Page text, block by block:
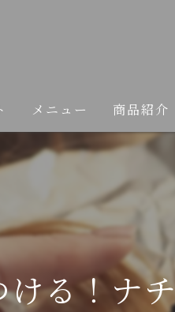
メニュー 商品紹介
る！ナ